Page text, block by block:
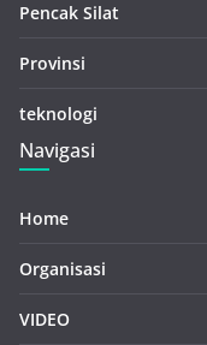
Pencak Silat
Provinsi
teknologi
Navigasi
Home
Organisasi
VIDEO